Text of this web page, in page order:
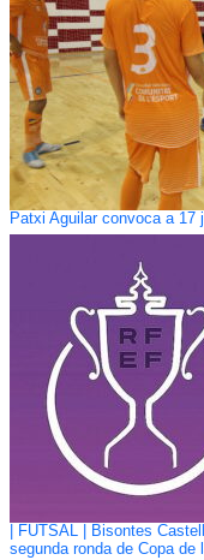
Patxi Aguilar convoca a 17
| FUTSAL | Bisontes
segunda ronda de Copa de